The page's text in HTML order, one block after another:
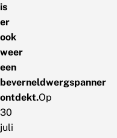
is
er
ook
weer
een
beverneldwergspanner
ontdekt.Op
30
juli